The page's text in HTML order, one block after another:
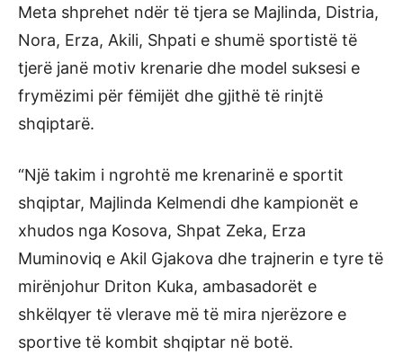
Meta shprehet ndër të tjera se Majlinda, Distria,
Nora, Erza, Akili, Shpati e shumë sportistë të
tjerë janë motiv krenarie dhe model suksesi e
frymëzimi për fëmijët dhe gjithë të rinjtë
shqiptarë.
“Një takim i ngrohtë me krenarinë e sportit
shqiptar, Majlinda Kelmendi dhe kampionët e
xhudos nga Kosova, Shpat Zeka, Erza
Muminoviq e Akil Gjakova dhe trajnerin e tyre të
mirënjohur Driton Kuka, ambasadorët e
shkëlqyer të vlerave më të mira njerëzore e
sportive të kombit shqiptar në botë.